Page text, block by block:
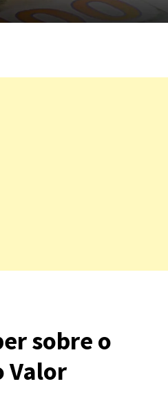
sobre o
Valor